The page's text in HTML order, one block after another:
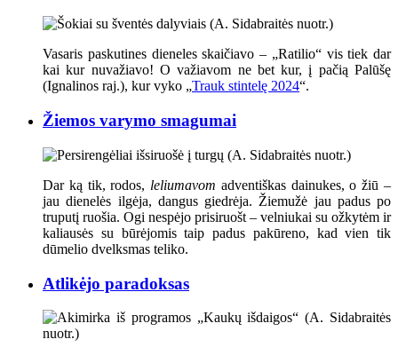
Vasaris paskutines dieneles skaičiavo – „Ratilio“ vis tiek dar
kai kur nuvažiavo! O važiavom ne bet kur, į pačią Palūšę
(Ignalinos raj.), kur vyko „Trauk stintelę 2024“.
Žiemos varymo smagumai
Dar ką tik, rodos, leliumavom adventiškas dainukes, o žiū –
jau dienelės ilgėja, dangus giedrėja. Žiemužė jau padus po
truputį ruošia. Ogi nespėjo prisiruošt – velniukai su ožkytėm ir
kaliausės su būrėjomis taip padus pakūreno, kad vien tik
dūmelio dvelksmas teliko.
Atlikėjo paradoksas